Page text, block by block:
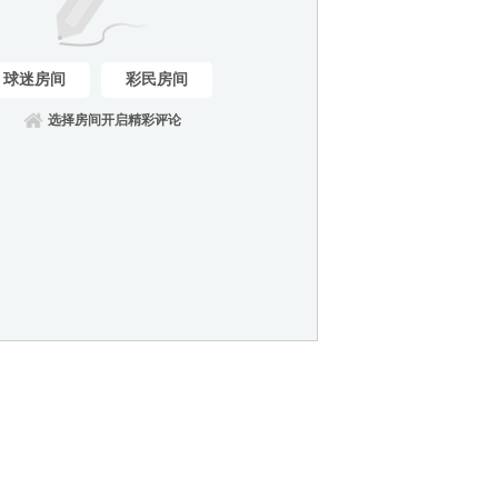
球迷房间 彩民房间
选择房间开启精彩评论